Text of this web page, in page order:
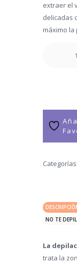
extraer el
delicadas
máximo la
Categorías:
NO TE
La
trata la